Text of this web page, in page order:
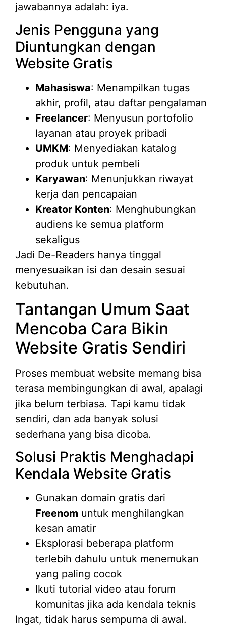
jawabannya adalah: iya.
Jenis Pengguna yang
Diuntungkan dengan
Website Gratis
Mahasiswa: Menampilkan tugas
akhir, profil, atau daftar pengalaman
Freelancer: Menyusun portofolio
layanan atau proyek pribadi
UMKM: Menyediakan katalog
produk untuk pembeli
Karyawan: Menunjukkan riwayat
kerja dan pencapaian
Kreator Konten: Menghubungkan
audiens ke semua platform
sekaligus
Jadi De-Readers hanya tinggal
menyesuaikan isi dan desain sesuai
kebutuhan.
Tantangan Umum Saat
Mencoba Cara Bikin
Website Gratis Sendiri
Proses membuat website memang bisa
terasa membingungkan di awal, apalagi
jika belum terbiasa. Tapi kamu tidak
sendiri, dan ada banyak solusi
sederhana yang bisa dicoba.
Solusi Praktis Menghadapi
Kendala Website Gratis
Gunakan domain gratis dari
Freenom untuk menghilangkan
kesan amatir
Eksplorasi beberapa platform
terlebih dahulu untuk menemukan
yang paling cocok
Ikuti tutorial video atau forum
komunitas jika ada kendala teknis
Ingat, tidak harus sempurna di awal.